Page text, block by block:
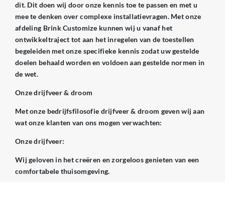
dit. Dit doen wij door onze kennis toe te passen en met u
mee te denken over complexe installatievragen. Met onze
afdeling Brink Customize kunnen wij u vanaf het
ontwikkeltraject tot aan het inregelen van de toestellen
begeleiden met onze specifieke kennis zodat uw gestelde
doelen behaald worden en voldoen aan gestelde normen in
de wet.
Onze drijfveer & droom
Met onze bedrijfsfilosofie drijfveer & droom geven wij aan
wat onze klanten van ons mogen verwachten:
Onze drijfveer:
Wij geloven in het creëren en zorgeloos genieten van een
comfortabele thuisomgeving.